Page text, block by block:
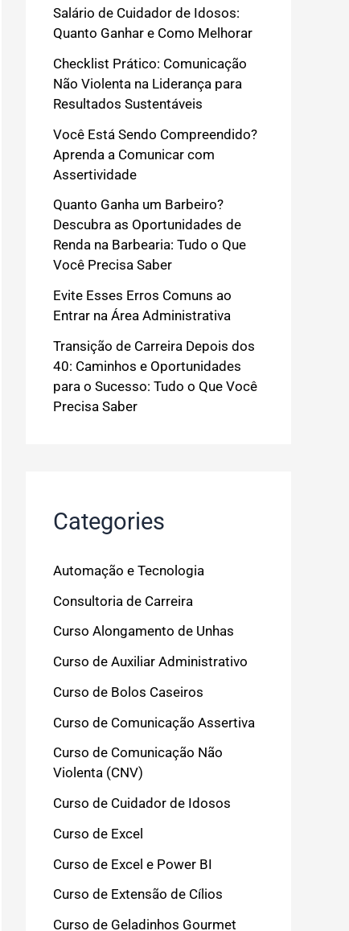
Salário de Cuidador de Idosos:
Quanto Ganhar e Como Melhorar
Checklist Prático: Comunicação
Não Violenta na Liderança para
Resultados Sustentáveis
Você Está Sendo Compreendido?
Aprenda a Comunicar com
Assertividade
Quanto Ganha um Barbeiro?
Descubra as Oportunidades de
Renda na Barbearia: Tudo o Que
Você Precisa Saber
Evite Esses Erros Comuns ao
Entrar na Área Administrativa
Transição de Carreira Depois dos
40: Caminhos e Oportunidades
para o Sucesso: Tudo o Que Você
Precisa Saber
Categories
Automação e Tecnologia
Consultoria de Carreira
Curso Alongamento de Unhas
Curso de Auxiliar Administrativo
Curso de Bolos Caseiros
Curso de Comunicação Assertiva
Curso de Comunicação Não
Violenta (CNV)
Curso de Cuidador de Idosos
Curso de Excel
Curso de Excel e Power BI
Curso de Extensão de Cílios
Curso de Geladinhos Gourmet